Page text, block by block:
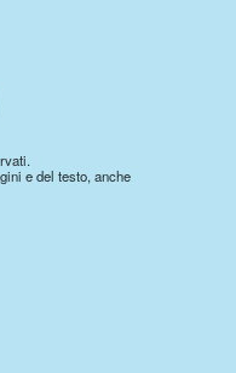
e del testo, anche